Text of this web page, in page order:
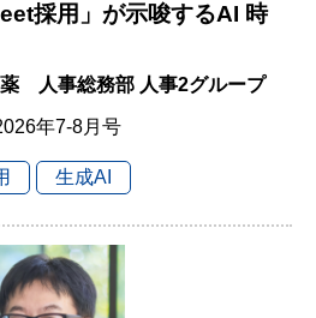
採用」が示唆するAI 時
人事総務部 人事2グループ
年7-8月号
生成AI